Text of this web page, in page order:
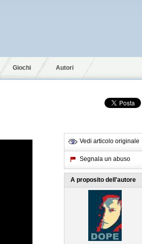
Giochi Autori
Vedi articolo originale
Segnala un abuso
A proposito dell'autore